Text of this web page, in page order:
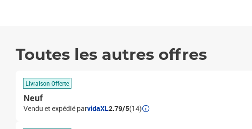
Toutes les autres offres
Livraison Offerte
Neuf
Vendu et expédié parvidaXL2.79/5(14)